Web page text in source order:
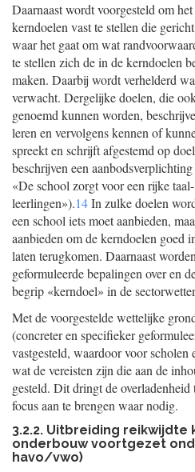
Daarnaast wordt voorgesteld om
kerndoelen vast te stellen die
waar het gaat om wat
te stellen zich de in de kerndoelen
maken. Daarbij wordt verhelderd
verwacht. Dergelijke doelen, die
genoemd kunnen worden,
leren en vervolgens kennen of
spreekt en schrijft afgestemd op
beschrijven een
«De school zorgt voor een rijke
leerlingen»).14In zulke doelen
een school iets moet aanbieden,
aanbieden om de kerndoelen goed
laten terugkomen. Daarnaast
geformuleerde bepalingen over en
begrip «kerndoel» in de
Met de voorgestelde wettelijke
(concreter en specifieker
vastgesteld, waardoor voor scholen
wat de vereisten zijn die aan de
gesteld. Dit dringt de
focus aan te brengen waar nodig.
3.2.2. Uitbreiding reikwijdte
onderbouw voortgezet
havo/vwo)